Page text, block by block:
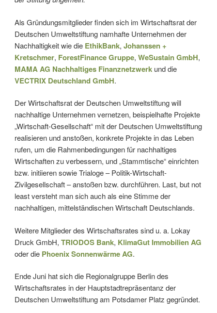
Als Gründungsmitglieder finden sich im Wirtschaftsrat der
Deutschen Umweltstiftung namhafte Unternehmen der
Nachhaltigkeit wie die EthikBank, Johanssen +
Kretschmer, ForestFinance Gruppe, WeSustain GmbH,
MAMA AG Nachhaltiges Finanznetzwerk und die
VECTRIX Deutschland GmbH.
Der Wirtschaftsrat der Deutschen Umweltstiftung will
nachhaltige Unternehmen vernetzen, beispielhafte Projekte
„Wirtschaft-Gesellschaft“ mit der Deutschen Umweltstiftung
realisieren und anstoßen, konkrete Projekte in das Leben
rufen, um die Rahmenbedingungen für nachhaltiges
Wirtschaften zu verbessern, und „Stammtische“ einrichten
bzw. initiieren sowie Trialoge – Politik-Wirtschaft-
Zivilgesellschaft – anstoßen bzw. durchführen. Last, but not
least versteht man sich auch als eine Stimme der
nachhaltigen, mittelständischen Wirtschaft Deutschlands.
Weitere Mitglieder des Wirtschaftsrates sind u. a. Lokay
Druck GmbH, TRIODOS Bank, KlimaGut Immobilien AG
oder die Phoenix Sonnenwärme AG.
Ende Juni hat sich die Regionalgruppe Berlin des
Wirtschaftsrates in der Hauptstadtrepräsentanz der
Deutschen Umweltstiftung am Potsdamer Platz gegründet.